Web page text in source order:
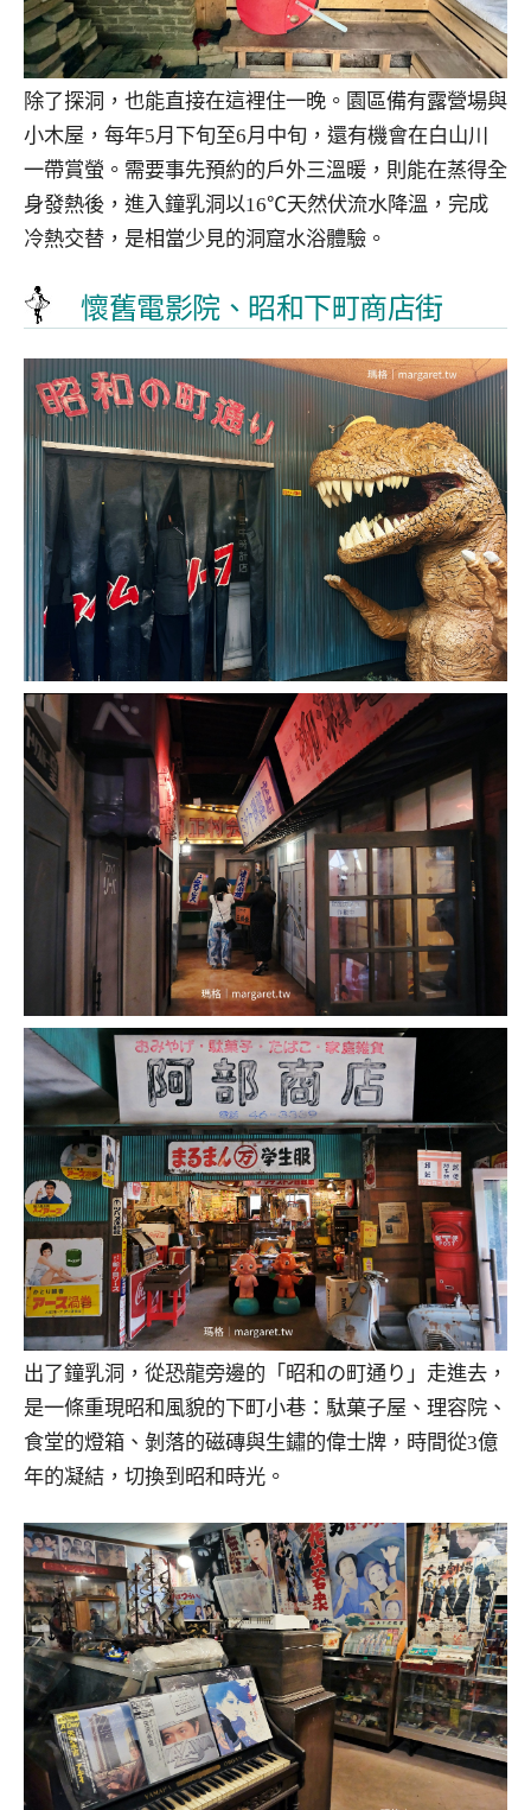
除了探洞，也能直接在這裡住一晚。園區備有露營場與
小木屋，每年5月下旬至6月中旬，還有機會在白山川
一帶賞螢。需要事先預約的戶外三溫暖，則能在蒸得全
身發熱後，進入鐘乳洞以16℃天然伏流水降溫，完成
冷熱交替，是相當少見的洞窟水浴體驗。
懷舊電影院、昭和下町商店街
出了鐘乳洞，從恐龍旁邊的「昭和の町通り」走進去，
是一條重現昭和風貌的下町小巷：駄菓子屋、理容院、
食堂的燈箱、剝落的磁磚與生鏽的偉士牌，時間從3億
年的凝結，切換到昭和時光。